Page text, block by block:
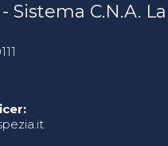
Sistema C.N.A. La